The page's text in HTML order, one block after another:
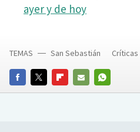
ayer y de hoy
FACEBOOKTWITTERFLIPBOARD
E-
WHATSAPP
TEMAS San Sebastián Críticas